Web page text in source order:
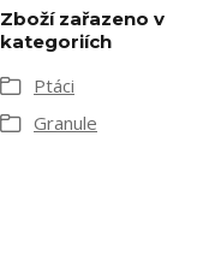
Zboží zařazeno v
kategoriích
Ptáci
Granule